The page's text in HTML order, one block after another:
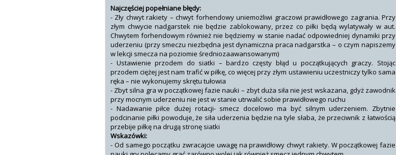
Najczęściej popełniane błędy:
- Zły chwyt rakiety – chwyt forhendowy uniemożliwi graczowi prawidłowego zagrania. Przy
złym chwycie nadgarstek nie będzie zablokowany, przez co piłki będą wylatywały w aut.
Chwytem forhendowym również nie będziemy w stanie nadać odpowiedniej dynamiki przy
uderzeniu (przy smeczu niezbędna jest dynamiczna praca nadgarstka – o czym napiszemy
w lekcji smecza na poziomie średniozaawansowanym)
- Ustawienie przodem do siatki – bardzo częsty błąd u początkujących graczy. Stojąc
przodem ciężej jest nam trafić w piłkę, co więcej przy złym ustawieniu uczestniczy tylko sama
ręka – nie wykonujemy skrętu tułowia
- Zbyt silna gra w początkowej fazie nauki – zbyt duża siła nie jest wskazana, gdyż zawodnik
przy mocnym uderzeniu nie jest w stanie utrwalić sobie prawidłowego ruchu
- Nadawanie piłce dużej rotacji- smecz docelowo ma być silnym uderzeniem. Zbytnie
podcinanie piłki powoduje, że siła uderzenia będzie na tyle słaba, że przeciwnik z łatwością
przebije piłkę na drugą stronę siatki
Wskazówki:
- Od samego początku zwracajcie uwagę na prawidłowy chwyt rakiety. W początkowej fazie